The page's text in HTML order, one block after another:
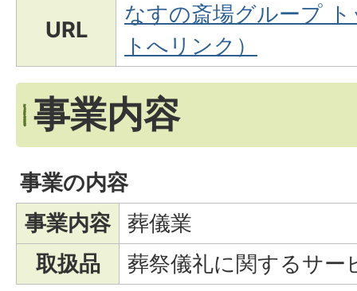
URL
なすの斎場グループ
トへリンク）
事業内容
事業の内容
事業内容
葬儀業
取扱品
葬祭儀礼に関するサー